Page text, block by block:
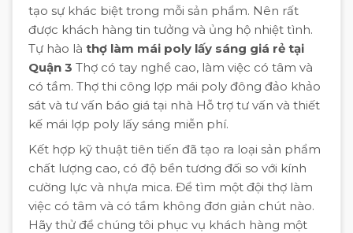
tạo sự khác biệt trong mỗi sản phẩm. Nên rất
được khách hàng tin tưởng và ủng hộ nhiệt tình.
Tự hào là thợ làm mái poly lấy sáng giá rẻ tại
Quận 3 Thợ có tay nghề cao, làm việc có tâm và
có tầm. Thợ thi công lợp mái poly đông đảo khảo
sát và tư vấn báo giá tại nhà Hỗ trợ tư vấn và thiết
kế mái lợp poly lấy sáng miễn phí.
Kết hợp kỹ thuật tiên tiến đã tạo ra loại sản phẩm
chất lượng cao, có độ bền tương đối so với kính
cường lực và nhựa mica. Để tìm một đội thợ làm
việc có tâm và có tầm không đơn giản chút nào.
Hãy thử để chúng tôi phục vụ khách hàng một